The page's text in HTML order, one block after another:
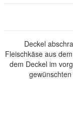
Deckel
Fleischkäse aus
dem Deckel im